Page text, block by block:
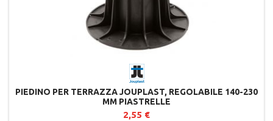
PIEDINO PER TERRAZZA JOUPLAST, REGOLABILE 140-230
MM PIASTRELLE
2,55 €